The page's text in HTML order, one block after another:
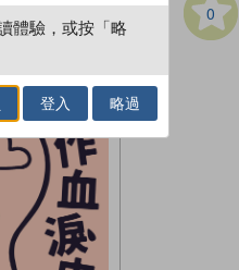
0
體驗，或按「略
登入 略過